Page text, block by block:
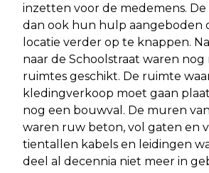
inzetten voor de medemens.
dan ook hun hulp aangeboden
locatie verder op te knappen.
naar de Schoolstraat waren nog
ruimtes geschikt. De ruimte
kledingverkoop moet gaan
nog een bouwval. De muren
waren ruw beton, vol gaten en
tientallen kabels en leidingen
deel al decennia niet meer in